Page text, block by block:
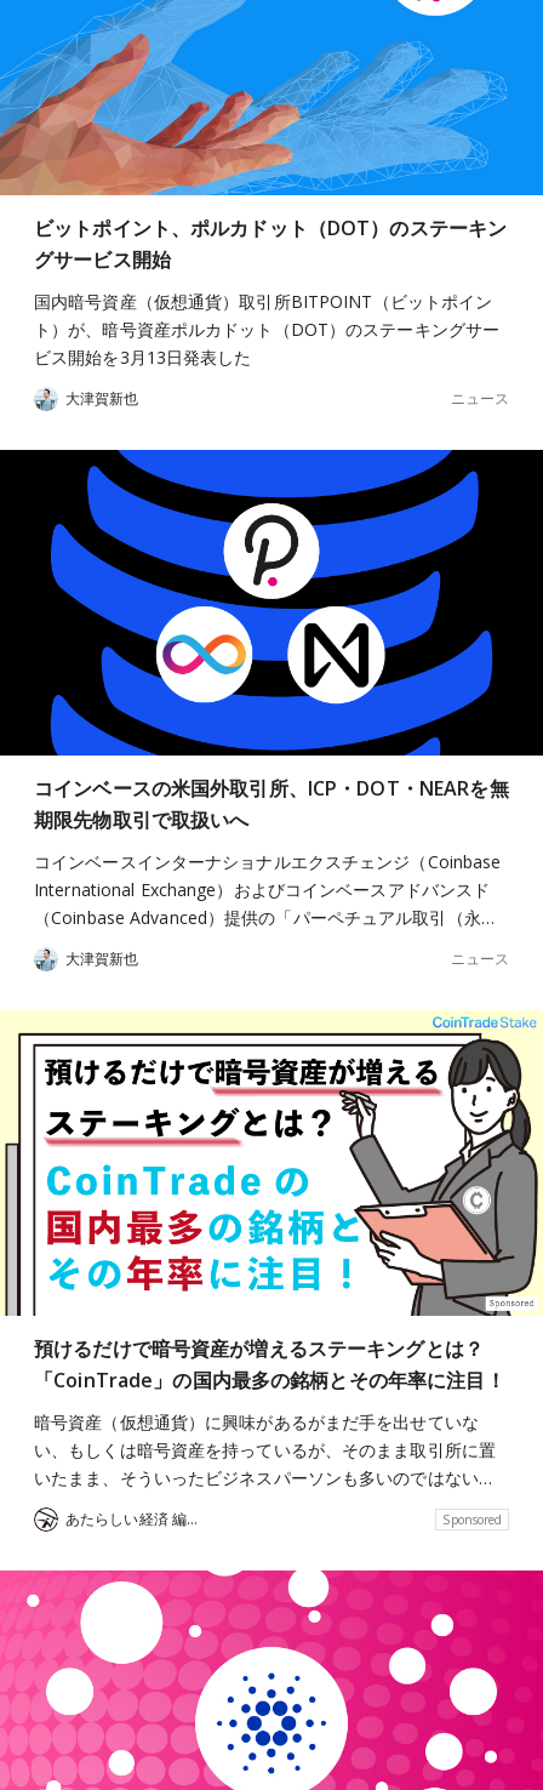
ビットポイント、ポルカドット（DOT）のステーキン
グサービス開始
国内暗号資産（仮想通貨）取引所BITPOINT（ビットポイン
ト）が、暗号資産ポルカドット（DOT）のステーキングサー
ビス開始を3月13日発表した
大津賀新也 ニュース
コインベースの米国外取引所、ICP・DOT・NEARを無
期限先物取引で取扱いへ
コインベースインターナショナルエクスチェンジ（Coinbase
International Exchange）およびコインベースアドバンスド
（Coinbase Advanced）提供の「パーペチュアル取引（永…
大津賀新也 ニュース
預けるだけで暗号資産が増えるステーキングとは？
「CoinTrade」の国内最多の銘柄とその年率に注目！
暗号資産（仮想通貨）に興味があるがまだ手を出せていな
い、もしくは暗号資産を持っているが、そのまま取引所に置
いたまま、そういったビジネスパーソンも多いのではない…
あたらしい経済 編集部 Sponsored